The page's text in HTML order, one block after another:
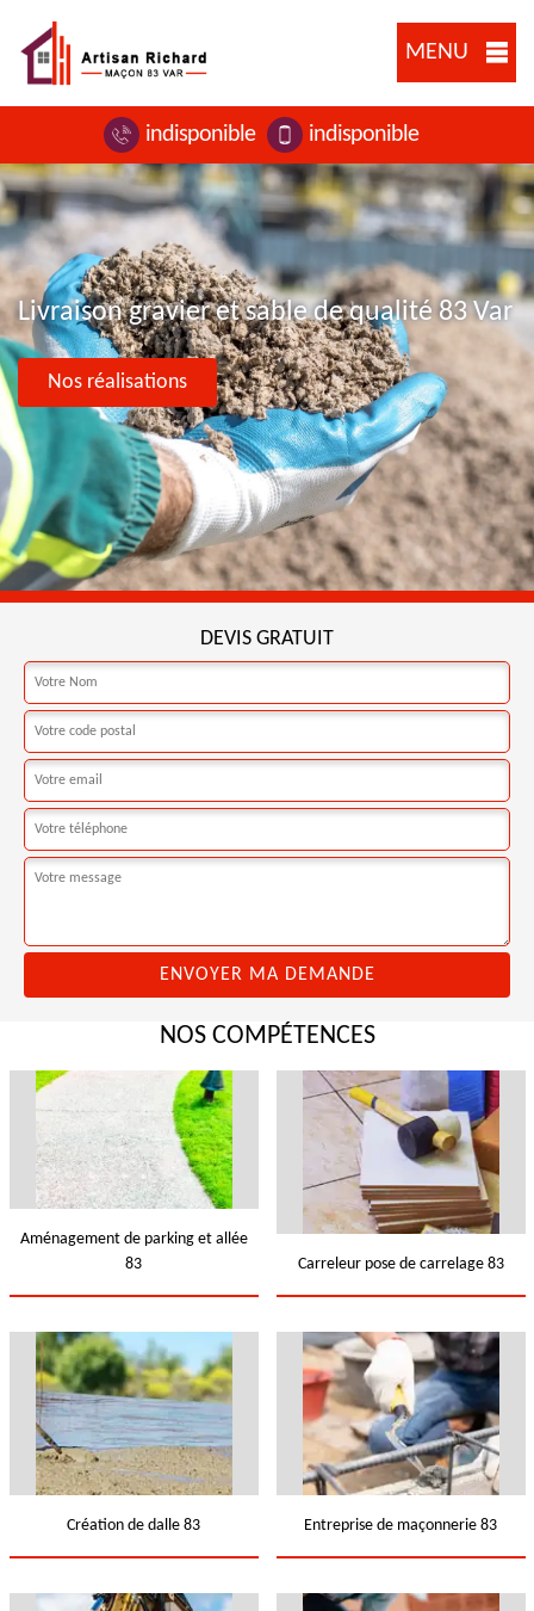
MENU
indisponible indisponible
Livraison gravier et sable de qualité 83 Var
Nos réalisations
DEVIS GRATUIT
NOS COMPÉTENCES
Aménagement de parking et allée
83
Carreleur pose de carrelage 83
Création de dalle 83 Entreprise de maçonnerie 83